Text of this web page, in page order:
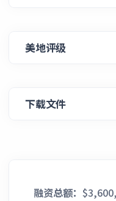
美地评级
下载文件
融资总额：